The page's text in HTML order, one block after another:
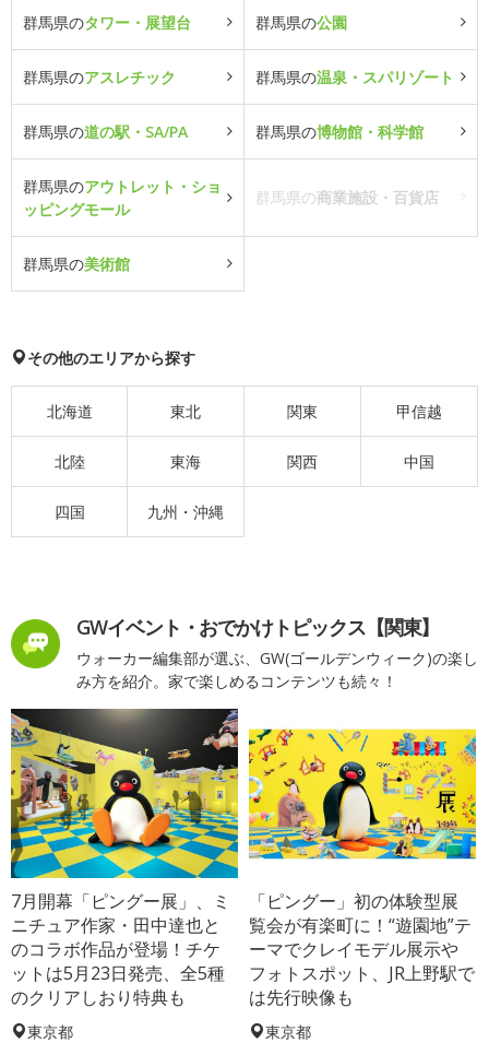
群馬県のタワー・展望台 群馬県の公園
群馬県のアスレチック 群馬県の温泉・スパリゾート
群馬県の道の駅・SA/PA 群馬県の博物館・科学館
群馬県のアウトレット・ショ
ッピングモール
群馬県の商業施設・百貨店
群馬県の美術館
その他のエリアから探す
北海道 東北 関東 甲信越
北陸 東海 関西 中国
四国 九州・沖縄
GWイベント・おでかけトピックス【関東】
ウォーカー編集部が選ぶ、GW(ゴールデンウィーク)の楽し
み方を紹介。家で楽しめるコンテンツも続々！
7月開幕「ピングー展」、ミ
ニチュア作家・田中達也と
のコラボ作品が登場！チケ
ットは5月23日発売、全5種
のクリアしおり特典も
東京都
「ピングー」初の体験型展
覧会が有楽町に！“遊園地”テ
ーマでクレイモデル展示や
フォトスポット、JR上野駅で
は先行映像も
東京都